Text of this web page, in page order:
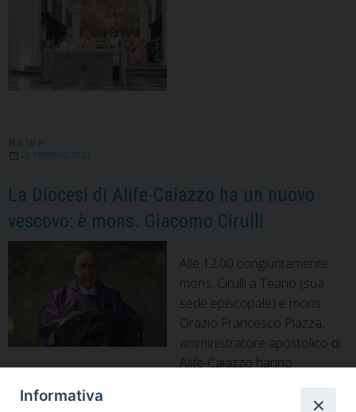
26 FEBBRAIO 2021
La Diocesi di Alife-Caiazzo ha un nuovo
vescovo: è mons. Giacomo Cirulli
Alle 12.00 congiuntamente
mons. Cirulli a Teano (sua
sede episcopale) e mons.
Orazio Francesco Piazza,
amministratore apostolico di
Alife-Caiazzo hanno
Diocesi di Alife-Caiazzo accoglie il suo nuovo Pastore e da
Informativa